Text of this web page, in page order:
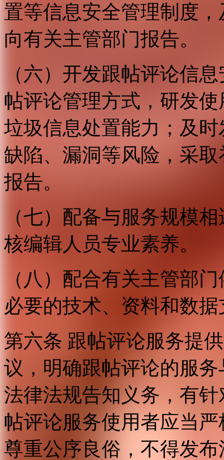
置等信息安全管理制度
向有关主管部门报告。
（六）开发跟帖评论信
帖评论管理方式，研发
垃圾信息处置能力；及
缺陷、漏洞等风险，采
报告。
（七）配备与服务规模
核编辑人员专业素养。
（八）配合有关主管部
必要的技术、资料和数
第六条 跟帖评论服务提
议，明确跟帖评论的服
法律法规告知义务，有
帖评论服务使用者应当
尊重公序良俗，不得发